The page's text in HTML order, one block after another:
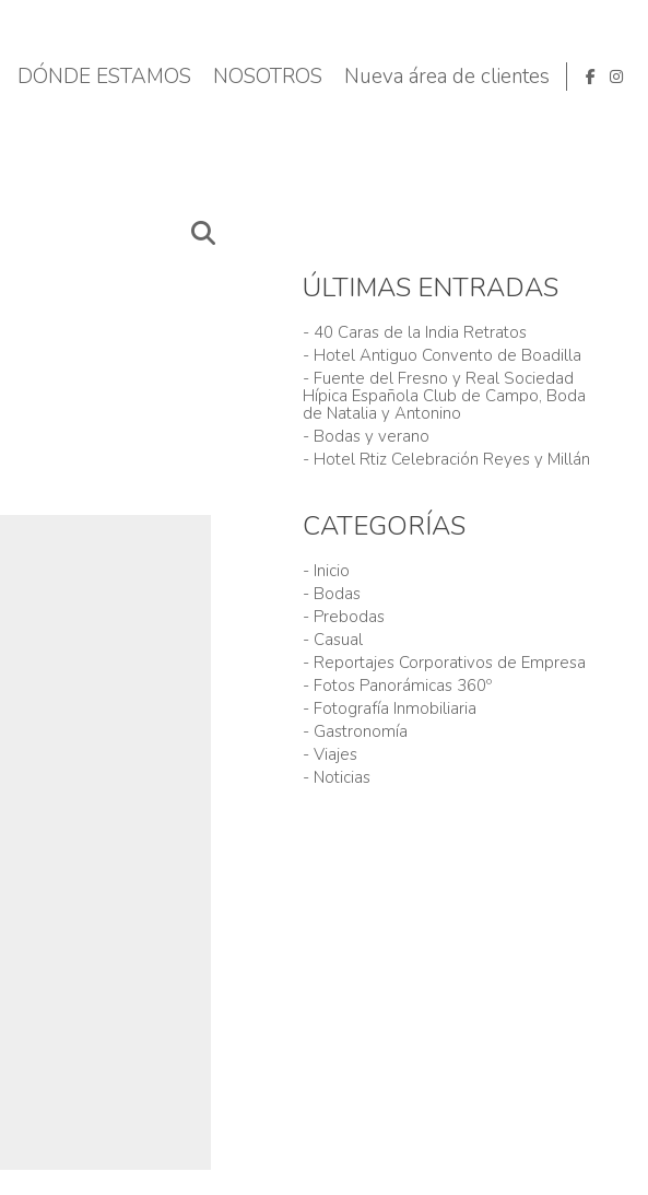
DÓNDE ESTAMOS NOSOTROS Nueva área de clientes
ÚLTIMAS ENTRADAS
- 40 Caras de la India Retratos
- Hotel Antiguo Convento de Boadilla
- Fuente del Fresno y Real Sociedad
Hípica Española Club de Campo, Boda
de Natalia y Antonino
- Bodas y verano
- Hotel Rtiz Celebración Reyes y Millán
CATEGORÍAS
- Inicio
- Bodas
- Prebodas
- Casual
- Reportajes Corporativos de Empresa
- Fotos Panorámicas 360º
- Fotografía Inmobiliaria
- Gastronomía
- Viajes
- Noticias